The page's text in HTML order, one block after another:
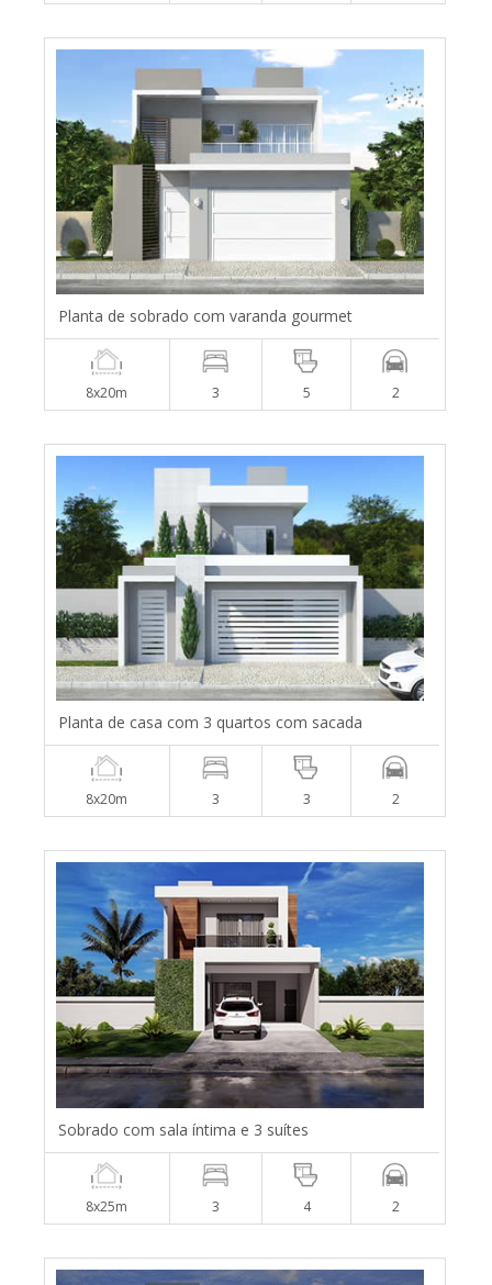
Planta de sobrado com varanda gourmet
8x20m 3 5 2
Planta de casa com 3 quartos com sacada
8x20m 3 3 2
Sobrado com sala íntima e 3 suítes
8x25m 3 4 2